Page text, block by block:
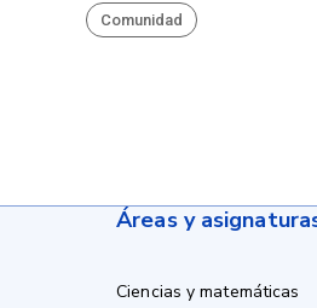
Comunidad
Áreas y
Ciencias y matemáticas